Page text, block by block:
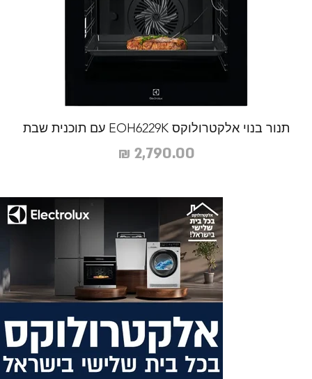
תנור בנוי אלקטרולוקס EOH6229K עם תוכנית שבת
מחיר